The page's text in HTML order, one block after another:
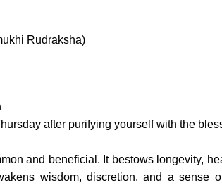
Rudraksha)
after purifying yourself with the
and beneficial. It bestows longevity,
wisdom, discretion, and a sense